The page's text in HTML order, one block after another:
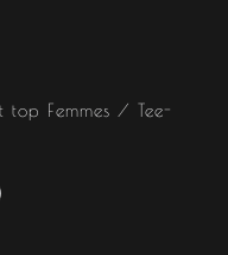
top Femmes / Tee-